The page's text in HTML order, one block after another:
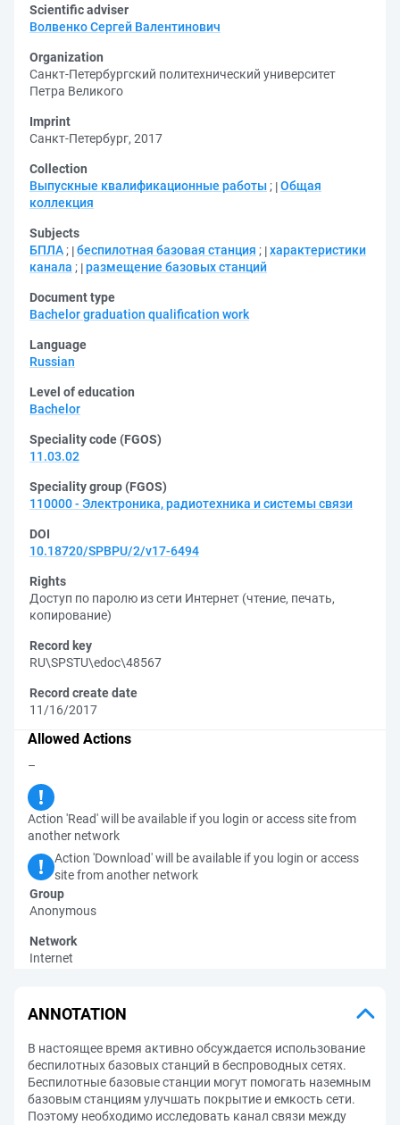
Scientific adviser
Волвенко Сергей Валентинович
Organization
Санкт-Петербургский политехнический университет
Петра Великого
Imprint
Санкт-Петербург, 2017
Collection
Выпускные квалификационные работы ; Общая
коллекция
Subjects
БПЛА ; беспилотная базовая станция ; характеристики
канала ; размещение базовых станций
Document type
Bachelor graduation qualification work
Language
Russian
Level of education
Bachelor
Speciality code (FGOS)
11.03.02
Speciality group (FGOS)
110000 - Электроника, радиотехника и системы связи
DOI
10.18720/SPBPU/2/v17-6494
Rights
Доступ по паролю из сети Интернет (чтение, печать,
копирование)
Record key
RU\SPSTU\edoc\48567
Record create date
11/16/2017
Allowed Actions
–
Action 'Read' will be available if you login or access site from
another network
Action 'Download' will be available if you login or access
site from another network
Group
Anonymous
Network
Internet
ANNOTATION
В настоящее время активно обсуждается использование
беспилотных базовых станций в беспроводных сетях.
Беспилотные базовые станции могут помогать наземным
базовым станциям улучшать покрытие и емкость сети.
Поэтому необходимо исследовать канал связи между